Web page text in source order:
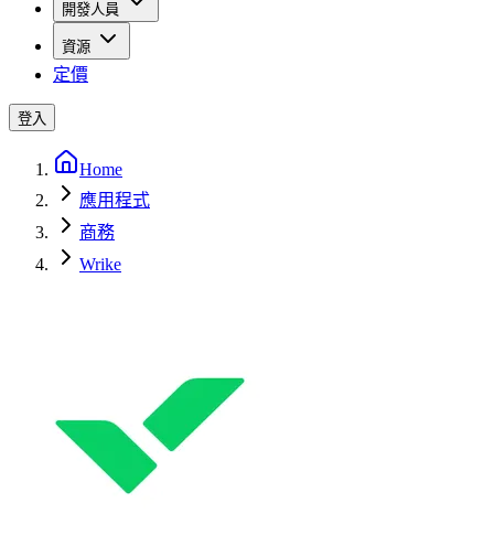
開發人員
資源
定價
登入
Home
應用程式
商務
Wrike